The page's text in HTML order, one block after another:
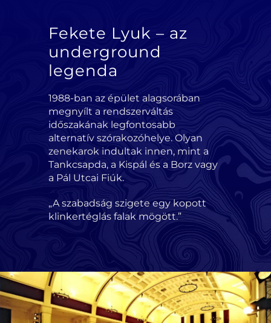
Fekete Lyuk – az
underground
legenda
1988-ban az épület alagsorában
megnyílt a rendszerváltás
időszakának legfontosabb
alternatív szórakozóhelye. Olyan
zenekarok indultak innen, mint a
Tankcsapda, a Kispál és a Borz vagy
a Pál Utcai Fiúk.
„A szabadság szigete egy kopott
klinkertéglás falak mögött.”